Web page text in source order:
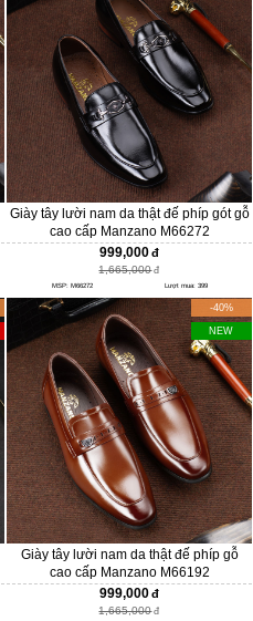
Giày tây lười nam da thật đế phíp gót gỗ
cao cấp Manzano M66272
999,000
1,665,000
MSP: M66272 Lượt mua: 399
-40%
NEW
Giày tây lười nam da thật đế phíp gỗ
cao cấp Manzano M66192
999,000
1,665,000